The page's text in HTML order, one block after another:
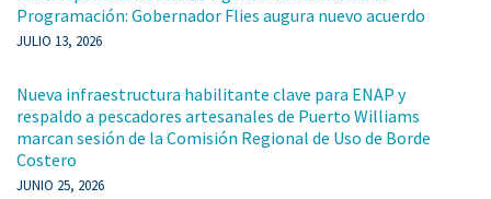
Programación: Gobernador Flies augura nuevo acuerdo
JULIO 13, 2026
Nueva infraestructura habilitante clave para ENAP y
respaldo a pescadores artesanales de Puerto Williams
marcan sesión de la Comisión Regional de Uso de Borde
Costero
JUNIO 25, 2026